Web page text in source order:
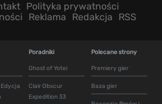
Polityka prywatności
Reklama Redakcja RSS
Poradniki
Ghost of Yotei
Clair Obscur
Expedition 33
Polecane strony
Premiery gier
Baza gier